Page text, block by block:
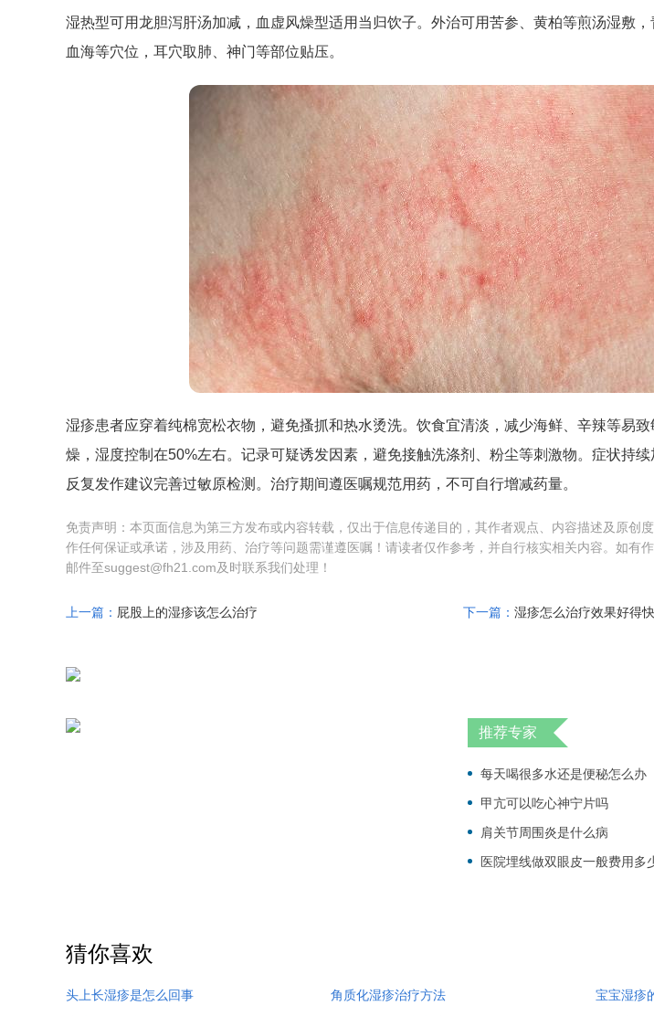
湿热型可用龙胆泻肝汤加减，血虚风燥型适用当归饮子。外治可用苦参、黄柏等煎汤湿敷，
血海等穴位，耳穴取肺、神门等部位贴压。
湿疹患者应穿着纯棉宽松衣物，避免搔抓和热水烫洗。饮食宜清淡，减少海鲜、辛辣等易
燥，湿度控制在50%左右。记录可疑诱发因素，避免接触洗涤剂、粉尘等刺激物。症状持
反复发作建议完善过敏原检测。治疗期间遵医嘱规范用药，不可自行增减药量。
免责声明：本页面信息为第三方发布或内容转载，仅出于信息传递目的，其作者观点、内容描述及原创
作任何保证或承诺，涉及用药、治疗等问题需谨遵医嘱！请读者仅作参考，并自行核实相关内容。如有
邮件至suggest@fh21.com及时联系我们处理！
上一篇： 屁股上的湿疹该怎么治疗 下一篇： 湿疹怎么治疗效果好得快
推荐专家
每天喝很多水还是便秘怎么办
甲亢可以吃心神宁片吗
肩关节周围炎是什么病
医院埋线做双眼皮一般费用多
猜你喜欢
头上长湿疹是怎么回事 角质化湿疹治疗方法
宝宝湿疹